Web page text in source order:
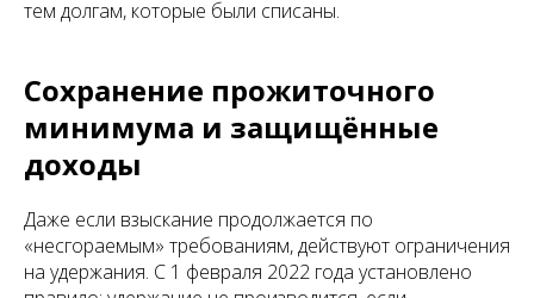
тем долгам, которые были списаны.
Сохранение прожиточного
минимума и защищённые
доходы
Даже если взыскание продолжается по
«несгораемым» требованиям, действуют ограничения
на удержания. С 1 февраля 2022 года установлено